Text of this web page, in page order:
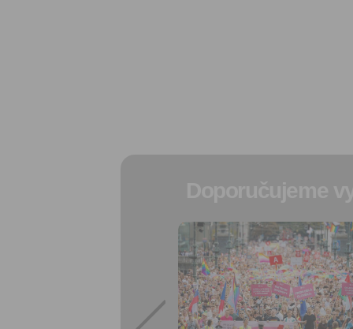
Přidat do
oblíbených
Sdílet:
Facebook
export do
kalendáře